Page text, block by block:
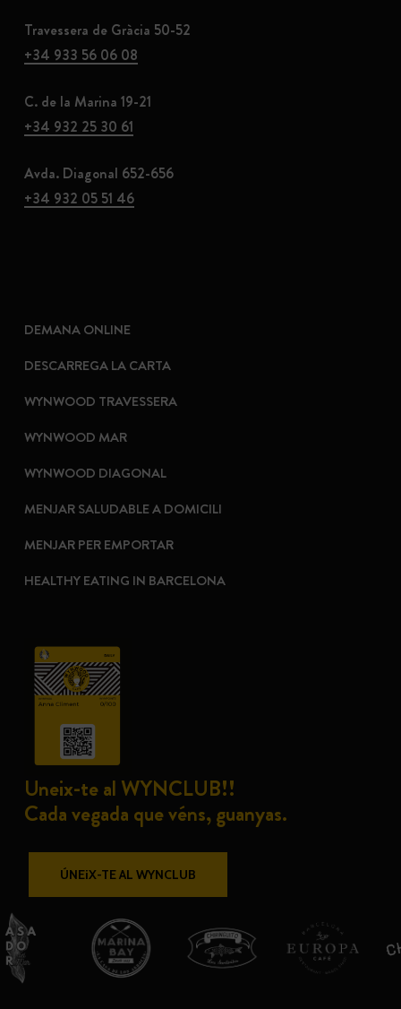
Travessera de Gràcia 50-52
+34 933 56 06 08
C. de la Marina 19-21
+34 932 25 30 61
Avda. Diagonal 652-656
+34 932 05 51 46
DEMANA ONLINE
DESCARREGA LA CARTA
WYNWOOD TRAVESSERA
WYNWOOD MAR
WYNWOOD DIAGONAL
MENJAR SALUDABLE A DOMICILI
MENJAR PER EMPORTAR
HEALTHY EATING IN BARCELONA
Uneix-te al WYNCLUB!!
Cada vegada que véns, guanyas.
ÚNEiX-TE AL WYNCLUB